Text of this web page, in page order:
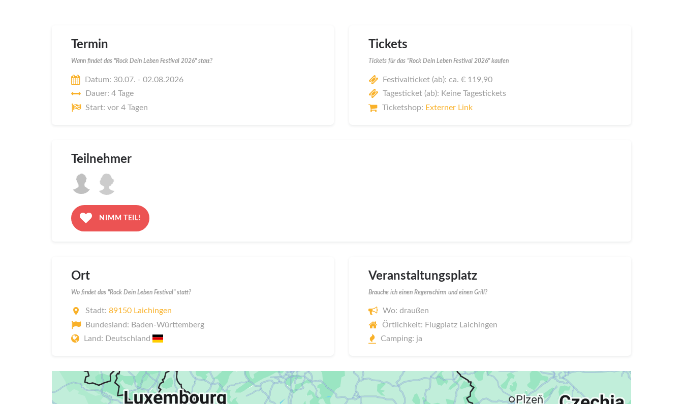
Termin
Wann findet das "Rock Dein Leben Festival 2026" statt?
Datum: 30.07. - 02.08.2026
Dauer: 4 Tage
Start: vor 4 Tagen
Tickets
Tickets für das "Rock Dein Leben Festival 2026" kaufen
Festivalticket (ab): ca. € 119,90
Tagesticket (ab): Keine Tagestickets
Ticketshop: Externer Link
Teilnehmer
NIMM TEIL!
Ort
Wo findet das "Rock Dein Leben Festival" statt?
Stadt: 89150 Laichingen
Bundesland: Baden-Württemberg
Land: Deutschland
Veranstaltungsplatz
Brauche ich einen Regenschirm und einen Grill?
Wo: draußen
Örtlichkeit: Flugplatz Laichingen
Camping: ja